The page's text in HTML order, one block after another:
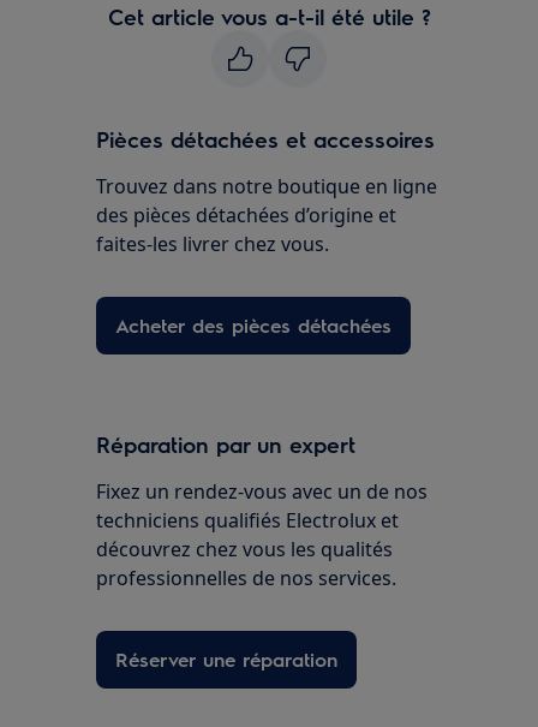
Cet article vous a-t-il été utile ?
Pièces détachées et accessoires
Trouvez dans notre boutique en ligne
des pièces détachées d’origine et
faites-les livrer chez vous.
Acheter des pièces détachées
Réparation par un expert
Fixez un rendez-vous avec un de nos
techniciens qualifiés Electrolux et
découvrez chez vous les qualités
professionnelles de nos services.
Réserver une réparation